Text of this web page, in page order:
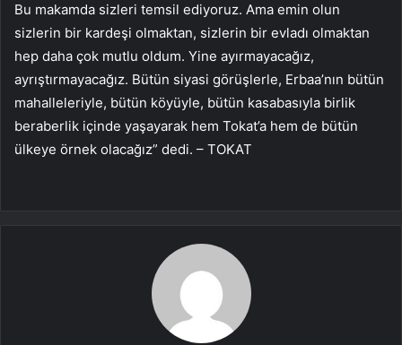
Bu makamda sizleri temsil ediyoruz. Ama emin olun
sizlerin bir kardeşi olmaktan, sizlerin bir evladı olmaktan
hep daha çok mutlu oldum. Yine ayırmayacağız,
ayrıştırmayacağız. Bütün siyasi görüşlerle, Erbaa’nın bütün
mahalleleriyle, bütün köyüyle, bütün kasabasıyla birlik
beraberlik içinde yaşayarak hem Tokat’a hem de bütün
ülkeye örnek olacağız” dedi. – TOKAT